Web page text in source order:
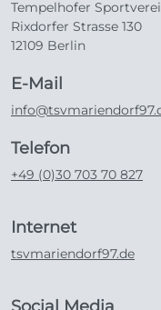
Tempelhofer
Rixdorfer Strasse 130
12109 Berlin
E-Mail
Telefon
+49 (0)30 703 70 827
Internet
tsvmariendorf97.de